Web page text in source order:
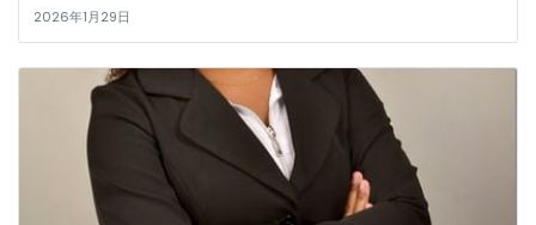
2026年1月29日